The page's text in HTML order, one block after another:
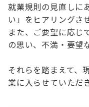
就業規則の見直しに
い」をヒアリングさ
また、ご要望に応じ
の思い、不満・要望
それらを踏まえて、
業に入らせていただ